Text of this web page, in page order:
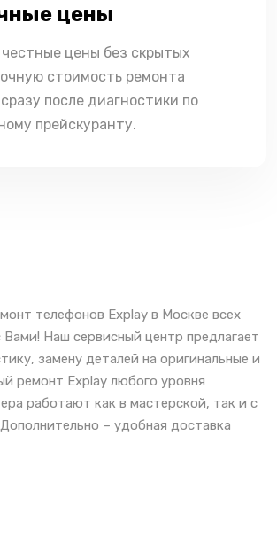
цены
цены без скрытых
стоимость ремонта
после диагностики по
прейскуранту.
телефонов Explay в Москве всех
Наш сервисный центр предлагает
замену деталей на оригинальные и
ремонт Explay любого уровня
работают как в мастерской, так и с
– удобная доставка